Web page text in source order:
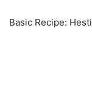
Basic Recipe: Hesti